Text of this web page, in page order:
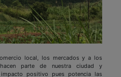
local, los mercados y a los
parte de nuestra ciudad y
positivo pues potencia las